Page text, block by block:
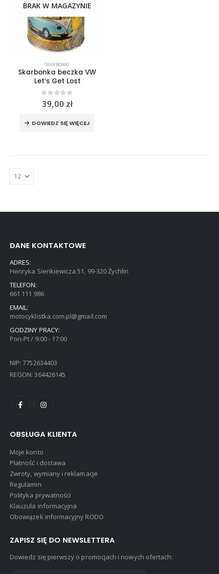
BRAK W MAGAZYNIE
SKARBONKI
Skarbonka beczka VW
Let’s Get Lost
0 out of 5
39,00 zł
DOWIEDZ SIĘ WIĘCEJ
DANE KONTAKTOWE
ADRES:
Henryka Sienkiewicza 51, 99-320 Żychlin
TELEFON:
661 111 986
EMAIL:
motocyklistka.com.pl@gmail.com
GODZINY PRACY:
Pon-Pt / 9:00 - 17:00
NIP: 7752634403
REGON: 364426145
OBSŁUGA KLIENTA
Moje konto
Płatność i dostawa
Zwroty, wymiany i reklamacje
Regulamin
Polityka prywatności
Klauzula informacyjna
Obowiązek informacyjny RODO
ZAPISZ SIĘ DO NEWSLETTERA
Dowiedz się pierwszy o promocjach i nowych ofertach: